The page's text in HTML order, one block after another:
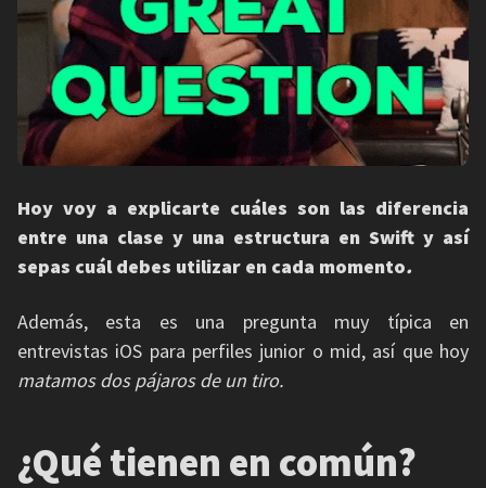
Hoy voy a explicarte cuáles son las diferencia
entre una clase y una estructura en Swift y así
sepas cuál debes utilizar en cada momento.
Además, esta es una pregunta muy típica en
entrevistas iOS para perfiles junior o mid, así que hoy
matamos dos pájaros de un tiro.
¿Qué tienen en común?